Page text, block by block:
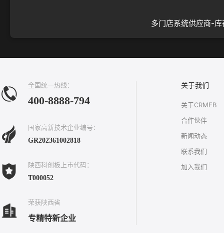
多门店系统供应商-
全国统一热线：
400-8888-794
国家高新技术企业编号：
GR202361002818
陕西科创板上市代码：
T000052
荣获陕西省
专精特新企业
关于我们
关于CRMEB
合作伙伴
新闻动态
联系我们
加入我们